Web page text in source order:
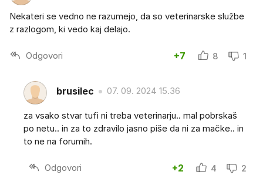
Nekateri se vedno ne razumejo, da so veterinarske službe
z razlogom, ki vedo kaj delajo.
Odgovori +7 8 1
brusilec 07. 09. 2024 15.36
za vsako stvar tufi ni treba veterinarju.. mal pobrskaš
po netu.. in za to zdravilo jasno piše da ni za mačke.. in
to ne na forumih.
Odgovori +2 4 2